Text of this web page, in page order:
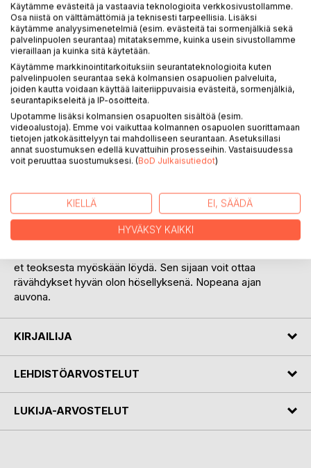
Lisää muistilistalle
Arvostele tuote
KUVAUS
maaliskuun 2023 väliseltä ajanjaksolta. Välipalat on
kanavointeja suurin piirtein kronologisessa järjestyksessä.
Saattavat olla hoiperruksiakin ajan janan suhteen. Näissä
sujahduksissa ei ole tieten tahtoen pyritty möyhentämään
et teoksesta myöskään löydä. Sen sijaan voit ottaa
rävähdykset hyvän olon hösellyksenä. Nopeana ajan
auvona.
KIRJAILIJA
LEHDISTÖARVOSTELUT
LUKIJA-ARVOSTELUT
Käytämme evästeitä ja vastaavia teknologioita verkkosivustollamme.
Osa niistä on välttämättömiä ja teknisesti tarpeellisia. Lisäksi
käytämme analyysimenetelmiä (esim. evästeitä tai sormenjälkiä sekä
palvelinpuolen seurantaa) mitataksemme, kuinka usein sivustollamme
vieraillaan ja kuinka sitä käytetään.
Käytämme markkinointitarkoituksiin seurantateknologioita kuten
palvelinpuolen seurantaa sekä kolmansien osapuolien palveluita,
joiden kautta voidaan käyttää laiteriippuvaisia evästeitä, sormenjälkiä,
seurantapikseleitä ja IP-osoitteita.
Upotamme lisäksi kolmansien osapuolten sisältöä (esim.
videoalustoja). Emme voi vaikuttaa kolmannen osapuolen suorittamaan
tietojen jatkokäsittelyyn tai mahdolliseen seurantaan. Asetuksillasi
annat suostumuksen edellä kuvattuihin prosesseihin. Vastaisuudessa
voit peruuttaa suostumuksesi. (BoD Julkaisutiedot)
KIELLÄ EI, SÄÄDÄ
HYVÄKSY KAIKKI